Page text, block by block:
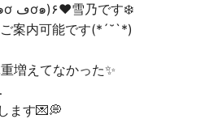
おはようございます٩(๑ơ ڡơ๑)۶♥雪乃です❄️
案内可能です(*´˘`*)
増えてなかった✨️
ます💌💭